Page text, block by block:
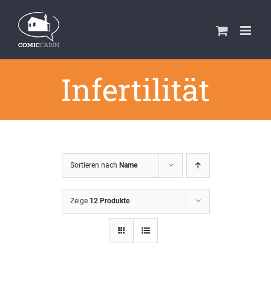
Inhalt
springen
Infertilität
Sortieren nach Name
Zeige 12 Produkte